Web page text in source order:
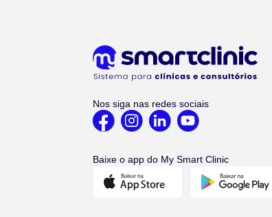
Nos siga nas redes sociais
Baixe o app do My Smart Clinic